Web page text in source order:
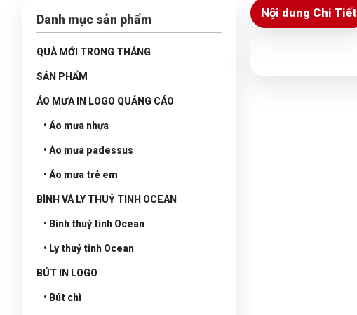
Danh mục sản phẩm
QUÀ MỚI TRONG THÁNG
SẢN PHẨM
ÁO MƯA IN LOGO QUẢNG CÁO
• Áo mưa nhựa
• Áo mưa padessus
• Áo mưa trẻ em
BÌNH VÀ LY THUỶ TINH OCEAN
• Bình thuỷ tinh Ocean
• Ly thuỷ tinh Ocean
BÚT IN LOGO
• Bút chì
Nội dung Chi Tiết